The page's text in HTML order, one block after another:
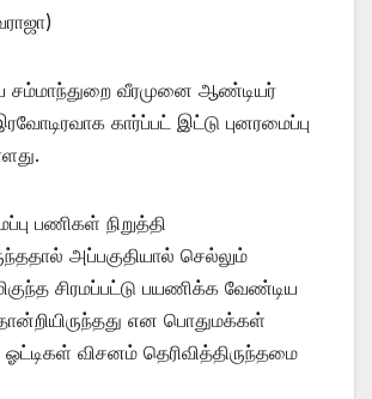
சம்மாந்துறை வீரமுனை ஆண்டியர்
கார்ப்பட் இட்டு புனரமைப்பு
பணிகள் நிறுத்தி
அப்பகுதியால் செல்லும்
சிரமப்பட்டு பயணிக்க வேண்டிய
என பொதுமக்கள்
விசனம் தெரிவித்திருந்தமை